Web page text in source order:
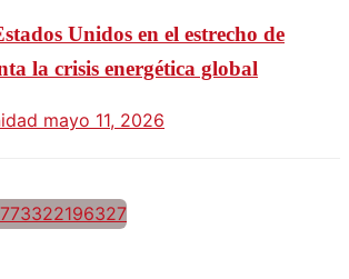
Unidos en el estrecho de
la crisis energética global
mayo 11, 2026